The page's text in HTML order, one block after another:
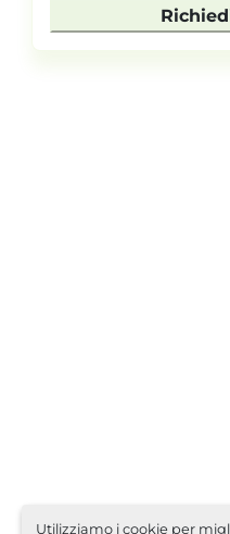
Utilizziamo i cookie per